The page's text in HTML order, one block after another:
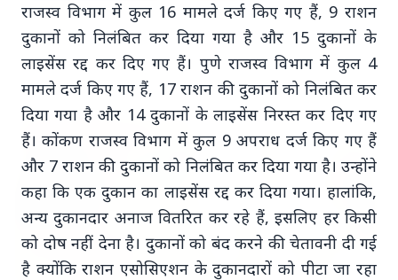
भारत-नॉर्डिक शिखर सम्मेलन: मोदी उत्तरी यूरोप को क्यों कर
रहे हैं आकर्षित?
MADHYA PRADESH NEWS
राजस्व विभाग में कुल 16 मामले दर्ज किए गए हैं, 9 राशन
दुकानों को निलंबित कर दिया गया है और 15 दुकानों के
लाइसेंस रद्द कर दिए गए हैं। पुणे राजस्व विभाग में कुल 4
मामले दर्ज किए गए हैं, 17 राशन की दुकानों को निलंबित कर
दिया गया है और 14 दुकानों के लाइसेंस निरस्त कर दिए गए
हैं। कोंकण राजस्व विभाग में कुल 9 अपराध दर्ज किए गए हैं
और 7 राशन की दुकानों को निलंबित कर दिया गया है। उन्होंने
कहा कि एक दुकान का लाइसेंस रद्द कर दिया गया। हालांकि,
अन्य दुकानदार अनाज वितरित कर रहे हैं, इसलिए हर किसी
को दोष नहीं देना है। दुकानों को बंद करने की चेतावनी दी गई
है क्योंकि राशन एसोसिएशन के दुकानदारों को पीटा जा रहा